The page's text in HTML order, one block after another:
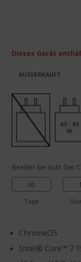
Beeilen Sie sich! Der
00
Tage
ChromeOS
Intel® Core™ 7
AUSVERKAUFT
65 - 65
W
Dieses Gerät